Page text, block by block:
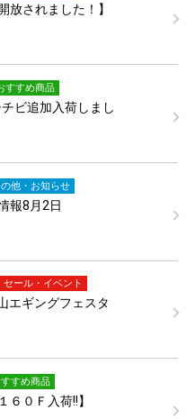
放されました！】
すすめ商品
ビ追加入荷しまし
の他・お知らせ
報8月2日
セール・イベント
エギングフェスタ
すめ商品
６０Ｆ入荷!!】